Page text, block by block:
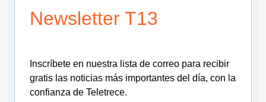
Newsletter T13
Inscríbete en nuestra lista de correo para recibir
gratis las noticias más importantes del día, con la
confianza de Teletrece.